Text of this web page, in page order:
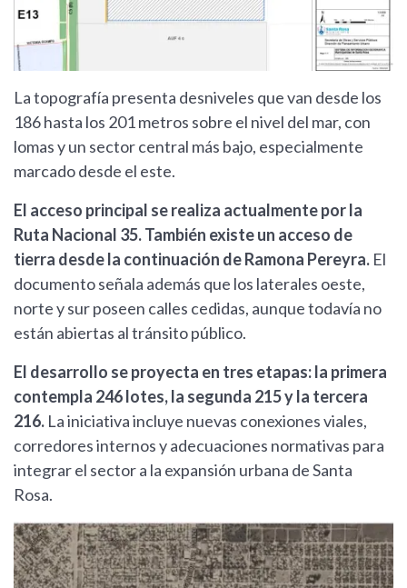
La topografía presenta desniveles que van desde los
186 hasta los 201 metros sobre el nivel del mar, con
lomas y un sector central más bajo, especialmente
marcado desde el este.
El acceso principal se realiza actualmente por la
Ruta Nacional 35. También existe un acceso de
tierra desde la continuación de Ramona Pereyra. El
documento señala además que los laterales oeste,
norte y sur poseen calles cedidas, aunque todavía no
están abiertas al tránsito público.
El desarrollo se proyecta en tres etapas: la primera
contempla 246 lotes, la segunda 215 y la tercera
216. La iniciativa incluye nuevas conexiones viales,
corredores internos y adecuaciones normativas para
integrar el sector a la expansión urbana de Santa
Rosa.